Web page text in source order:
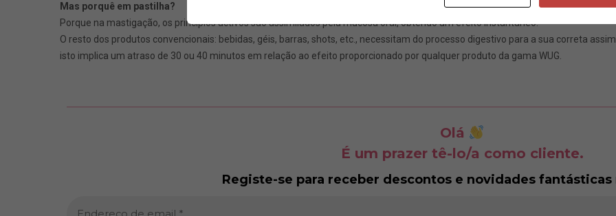
Mas porquê em pastilha?
Porque na mastigação, os princípios activos são assimilados pela mucosa oral, obtendo um efeito instantâneo.
O resto dos produtos convencionais: bebidas, géis, barras, shots, etc., necessitam do processo digestivo para a sua correta
isto implica um atraso de 30 ou 40 minutos em relação ao efeito proporcionado por qualquer produto da gama WUG.
Olá
É um prazer tê-lo/a como cliente.
Registe-se para receber descontos e novidades fantásticas